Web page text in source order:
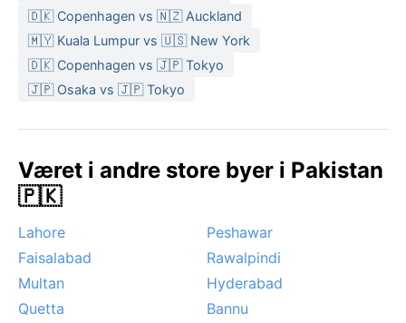
dersom man reiser i monsuntiden.
Den beste tiden å besøke Karachi værmessig er fra
november til februar, når temperaturene er mest
behagelige og luftfuktigheten lavere. Da kan man
Karakters vær er ellers preget av støvstormer om
Arabiahavet. Monsunregnet kan være både
forfriskende og kaotisk, med plutselige
klimaet en tydelig kontrast mellom tørke og intense
regnperioder.
🇩🇰 Copenhagen vs 🇳🇿 Auckland
🇲🇾 Kuala Lumpur vs 🇺🇸 New York
🇩🇰 Copenhagen vs 🇯🇵 Tokyo
🇯🇵 Osaka vs 🇯🇵 Tokyo
Været i andre store byer i Pakistan
🇵🇰
Lahore
Peshawar
Faisalabad
Rawalpindi
Multan
Hyderabad
Quetta
Bannu